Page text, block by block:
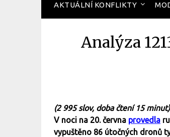
AKTUÁLNÍ KONFLIKTY
Analýza
(2 995 slov, doba čtení 15 minut)
V noci na 20. června provedla
vypuštěno 86 útočných dronů